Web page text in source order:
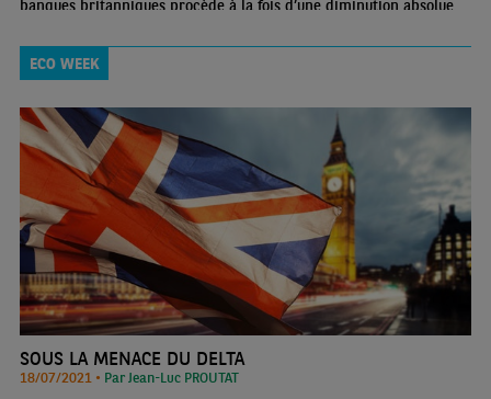
banques britanniques procède à la fois d’une diminution absolue
également d’une augmentation de ceux des autres grandes
banques de la zone euro (+29,6%)
ECO WEEK
SOUS LA MENACE DU DELTA
18/07/2021 • Par Jean-Luc PROUTAT